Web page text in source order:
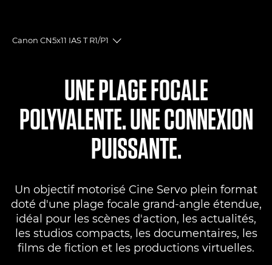
Canon CN5x11 IAS T R1/P1
Toggle breadcrumbs
Caractéristiques
Commentaires
UNE PLAGE FOCALE
POLYVALENTE. UNE CONNEXION
PUISSANTE.
Un objectif motorisé Cine Servo plein format
doté d'une plage focale grand-angle étendue,
idéal pour les scènes d'action, les actualités,
les studios compacts, les documentaires, les
films de fiction et les productions virtuelles.